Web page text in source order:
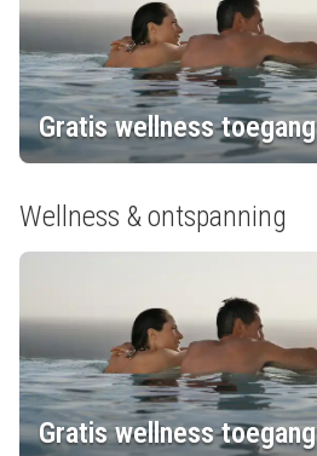
Gratis wellness toegang
Wellness & ontspanning
Gratis wellness toegang